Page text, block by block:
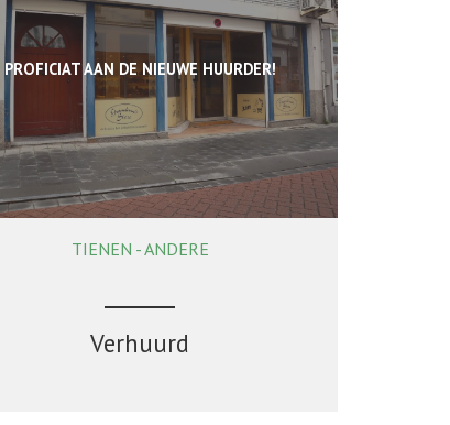
PROFICIAT AAN DE NIEUWE HUURDER!
50 m²
TIENEN - ANDERE
Verhuurd